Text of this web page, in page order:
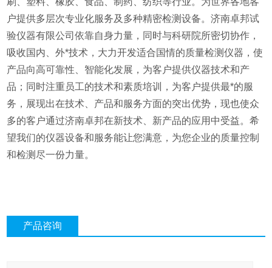
户提供多层次专业化服务及多种精密检测设备。济南卓邦试
验仪器有限公司依靠自身力量，同时与科研院所密切协作，
吸收国内、外*技术，大力开发适合国情的质量检测仪器，使
产品向高可靠性、智能化发展，为客户提供仪器技术和产
品；同时注重员工的技术和素质培训，为客户提供最*的服
务，展现出在技术、产品和服务方面的突出优势，现也使众
多的客户通过济南卓邦在新技术、新产品的应用中受益。希
望我们的仪器设备和服务能让您满意，为您企业的质量控制
和检测尽一份力量。
产品咨询